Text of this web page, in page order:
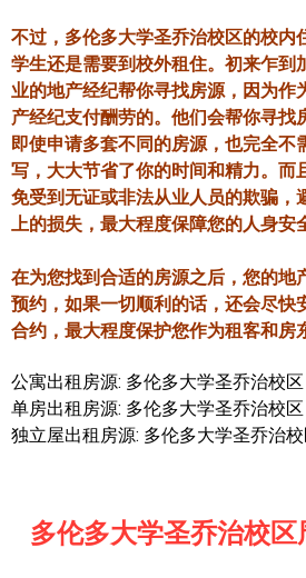
不过，多伦多大学圣乔治校区的校内
学生还是需要到校外租住。 初来乍到
业的地产经纪帮你寻找房源，因为作
产经纪支付酬劳的。他们会帮你寻找
即使申请多套不同的房源，也完全不
写，大大节省了你的时间和精力。而
免受到无证或非法从业人员的欺骗，
上的损失，最大程度保障您的人身安
在为您找到合适的房源之后，您的地
预约，如果一切顺利的话，还会尽快
合约，最大程度保护您作为租客和房
公寓出租房源: 多伦多大学圣乔治校区
单房出租房源: 多伦多大学圣乔治校区
独立屋出租房源: 多伦多大学圣乔治
多伦多大学圣乔治校